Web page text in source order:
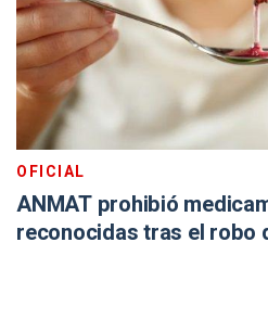
OFICIAL
ANMAT prohibió
reconocidas tras el robo